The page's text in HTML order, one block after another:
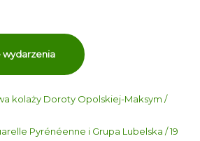
wydarzenia
kolaży Doroty Opolskiej-Maksym /
Pyrénéenne i Grupa Lubelska / 19